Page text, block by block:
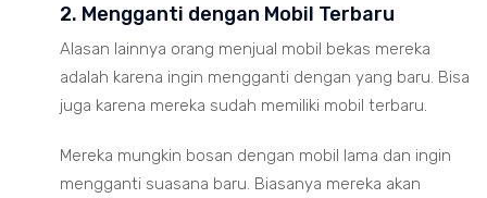
2. Mengganti dengan Mobil Terbaru
Alasan lainnya orang menjual mobil bekas mereka
adalah karena ingin mengganti dengan yang baru. Bisa
juga karena mereka sudah memiliki mobil terbaru.
Mereka mungkin bosan dengan mobil lama dan ingin
mengganti suasana baru. Biasanya mereka akan